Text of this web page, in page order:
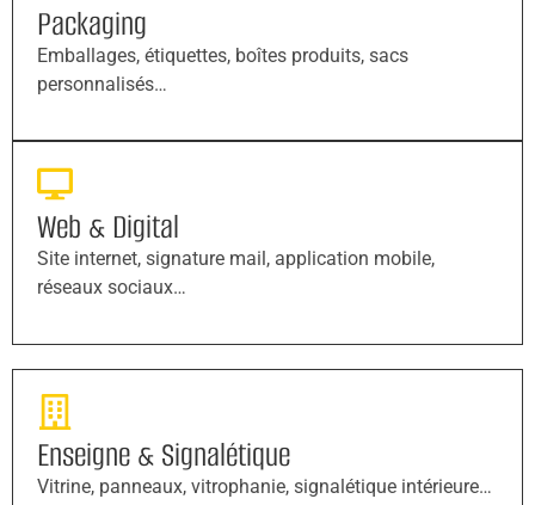
Packaging
Emballages, étiquettes, boîtes produits, sacs
personnalisés…
Web & Digital
Site internet, signature mail, application mobile,
réseaux sociaux…
Enseigne & Signalétique
Vitrine, panneaux, vitrophanie, signalétique intérieure…